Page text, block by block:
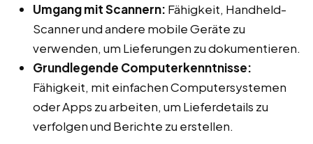
Umgang mit Scannern: Fähigkeit, Handheld-
Scanner und andere mobile Geräte zu
verwenden, um Lieferungen zu dokumentieren.
Grundlegende Computerkenntnisse:
Fähigkeit, mit einfachen Computersystemen
oder Apps zu arbeiten, um Lieferdetails zu
verfolgen und Berichte zu erstellen.